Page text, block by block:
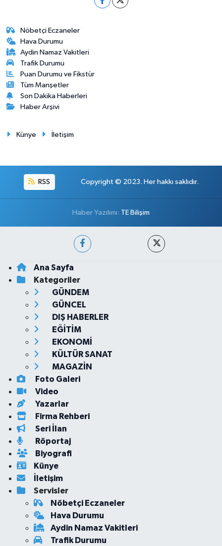
Nöbetçi Eczaneler
Hava Durumu
Aydin Namaz Vakitleri
Trafik Durumu
Puan Durumu ve Fikstür
Tüm Manşetler
Son Dakika Haberleri
Haber Arşivi
Künye İletişim
RSS Copyright © 2023. Her hakkı saklıdır.
Haber Yazılımı: TE Bilişim
Ana Sayfa
Kategoriler
GÜNDEM
GÜNCEL
DIŞ HABERLER
EĞİTİM
EKONOMİ
KÜLTÜR SANAT
MAGAZİN
Foto Galeri
Video
Yazarlar
Firma Rehberi
Seri İlan
Röportaj
Biyografi
Künye
İletişim
Servisler
Nöbetçi Eczaneler
Hava Durumu
Aydin Namaz Vakitleri
Trafik Durumu